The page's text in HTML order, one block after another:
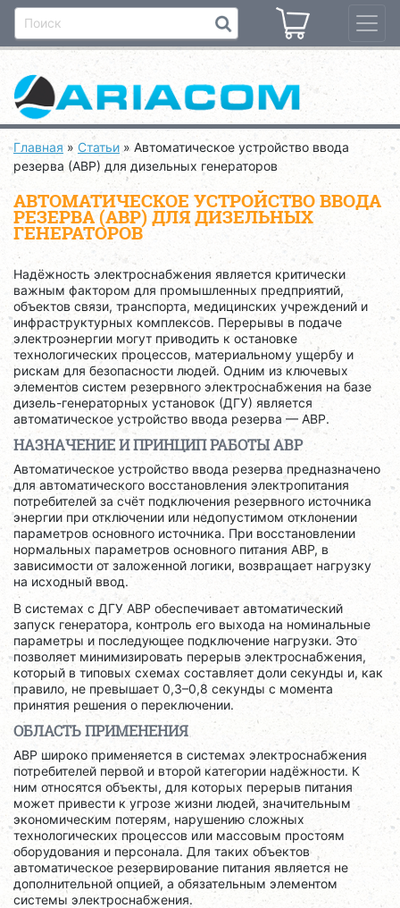
Главная » Статьи » Автоматическое устройство ввода
резерва (АВР) для дизельных генераторов
АВТОМАТИЧЕСКОЕ УСТРОЙСТВО ВВОДА
РЕЗЕРВА (АВР) ДЛЯ ДИЗЕЛЬНЫХ
ГЕНЕРАТОРОВ
Надёжность электроснабжения является критически
важным фактором для промышленных предприятий,
объектов связи, транспорта, медицинских учреждений и
инфраструктурных комплексов. Перерывы в подаче
электроэнергии могут приводить к остановке
технологических процессов, материальному ущербу и
рискам для безопасности людей. Одним из ключевых
элементов систем резервного электроснабжения на базе
дизель-генераторных установок (ДГУ) является
автоматическое устройство ввода резерва — АВР.
НАЗНАЧЕНИЕ И ПРИНЦИП РАБОТЫ АВР
Автоматическое устройство ввода резерва предназначено
для автоматического восстановления электропитания
потребителей за счёт подключения резервного источника
энергии при отключении или недопустимом отклонении
параметров основного источника. При восстановлении
нормальных параметров основного питания АВР, в
зависимости от заложенной логики, возвращает нагрузку
на исходный ввод.
В системах с ДГУ АВР обеспечивает автоматический
запуск генератора, контроль его выхода на номинальные
параметры и последующее подключение нагрузки. Это
позволяет минимизировать перерыв электроснабжения,
который в типовых схемах составляет доли секунды и, как
правило, не превышает 0,3–0,8 секунды с момента
принятия решения о переключении.
ОБЛАСТЬ ПРИМЕНЕНИЯ
АВР широко применяется в системах электроснабжения
потребителей первой и второй категории надёжности. К
ним относятся объекты, для которых перерыв питания
может привести к угрозе жизни людей, значительным
экономическим потерям, нарушению сложных
технологических процессов или массовым простоям
оборудования и персонала. Для таких объектов
автоматическое резервирование питания является не
дополнительной опцией, а обязательным элементом
системы электроснабжения.